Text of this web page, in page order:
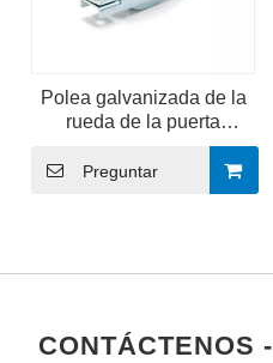
Polea galvanizada de la
rueda de la puerta
deslizante del surco del
metal V para la puerta y la
Preguntar
CONTÁCTENOS